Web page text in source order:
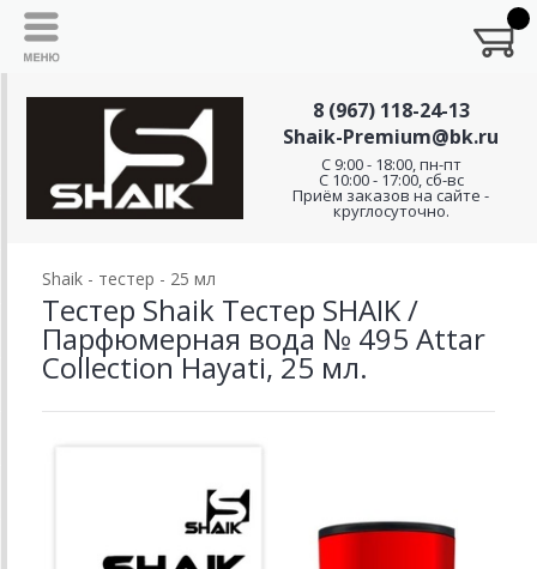
8 (967) 118-24-13
Shaik-Premium@bk.ru
C 9:00 - 18:00, пн-пт
С 10:00 - 17:00, сб-вс
Приём заказов на сайте -
круглосуточно.
Shaik - тестер - 25 мл
Тестер Shaik Тестер SHAIK /
Парфюмерная вода № 495 Attar
Collection Hayati, 25 мл.